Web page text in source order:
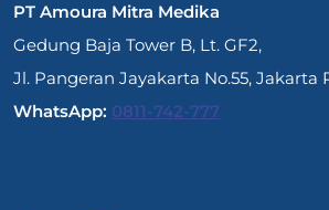
PT Amoura Mitra Medika
Gedung Baja Tower B, Lt. GF2,
Jl. Pangeran Jayakarta No.55, Jakarta
WhatsApp: 0811-742-777